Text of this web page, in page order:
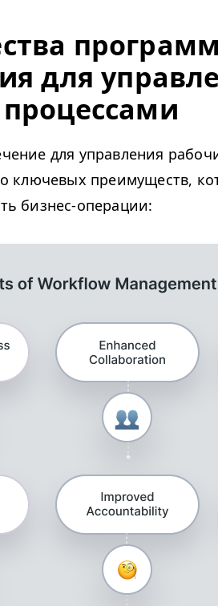
для
для управления
ключевых преимуществ,
бизнес-операции: